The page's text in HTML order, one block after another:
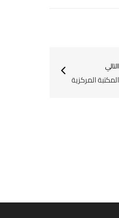
التالي
المكتبة المركزية